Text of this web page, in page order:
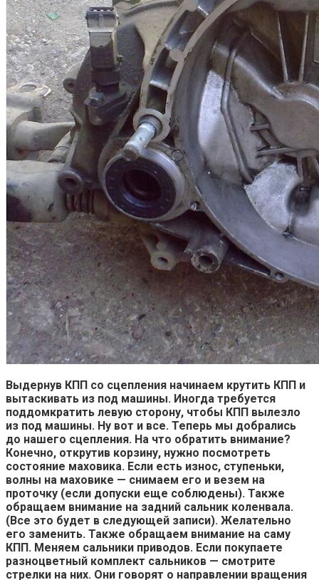
Выдернув КПП со сцепления начинаем крутить КПП и
вытаскивать из под машины. Иногда требуется
поддомкратить левую сторону, чтобы КПП вылезло
из под машины. Ну вот и все. Теперь мы добрались
до нашего сцепления. На что обратить внимание?
Конечно, открутив корзину, нужно посмотреть
состояние маховика. Если есть износ, ступеньки,
волны на маховике — снимаем его и везем на
проточку (если допуски еще соблюдены). Также
обращаем внимание на задний сальник коленвала.
(Все это будет в следующей записи). Желательно
его заменить. Также обращаем внимание на саму
КПП. Меняем сальники приводов. Если покупаете
разноцветный комплект сальников — смотрите
стрелки на них. Они говорят о направлении вращения